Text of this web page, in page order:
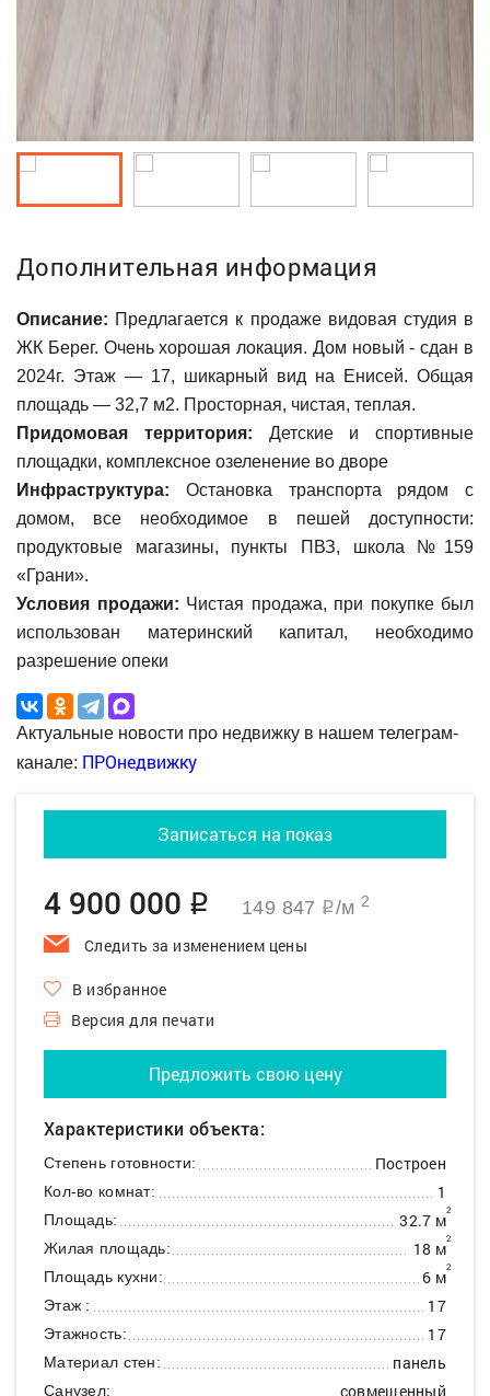
Дополнительная информация
Описание: Предлагается к продаже видовая студия в
ЖК Берег. Очень хорошая локация. Дом новый - сдан в
2024г. Этаж — 17, шикарный вид на Енисей. Общая
площадь — 32,7 м2. Просторная, чистая, теплая.
Придомовая территория: Детские и спортивные
площадки, комплексное озеленение во дворе
Инфраструктура: Остановка транспорта рядом с
домом, все необходимое в пешей доступности:
продуктовые магазины, пункты ПВЗ, школа №159
«Грани».
Условия продажи: Чистая продажа, при покупке был
использован материнский капитал, необходимо
разрешение опеки
Актуальные новости про недвижку в нашем телеграм-
канале: ПРОнедвижку
Записаться на показ
4 900 000 q 149 847 q/м 2
Следить за изменением цены
В избранное
Версия для печати
Предложить свою цену
Характеристики объекта:
Степень готовности: Построен
Кол-во комнат: 1
Площадь: 32.7 м2
Жилая площадь: 18 м2
Площадь кухни: 6 м2
Этаж : 17
Этажность: 17
Материал стен: панель
Санузел: совмещенный